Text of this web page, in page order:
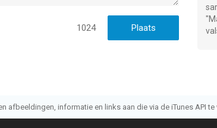
1024
"
informatie en links aan die via de iTunes API te